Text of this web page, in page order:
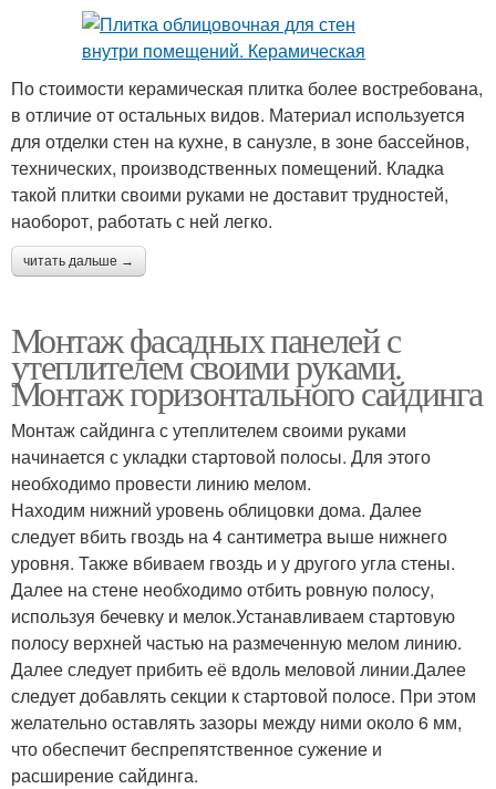
По стоимости керамическая плитка более востребована,
в отличие от остальных видов. Материал используется
для отделки стен на кухне, в санузле, в зоне бассейнов,
технических, производственных помещений. Кладка
такой плитки своими руками не доставит трудностей,
наоборот, работать с ней легко.
читать дальше →
Монтаж фасадных панелей с
утеплителем своими руками.
Монтаж горизонтального сайдинга
Монтаж сайдинга с утеплителем своими руками
начинается с укладки стартовой полосы. Для этого
необходимо провести линию мелом.
Находим нижний уровень облицовки дома. Далее
следует вбить гвоздь на 4 сантиметра выше нижнего
уровня. Также вбиваем гвоздь и у другого угла стены.
Далее на стене необходимо отбить ровную полосу,
используя бечевку и мелок.Устанавливаем стартовую
полосу верхней частью на размеченную мелом линию.
Далее следует прибить её вдоль меловой линии.Далее
следует добавлять секции к стартовой полосе. При этом
желательно оставлять зазоры между ними около 6 мм,
что обеспечит беспрепятственное сужение и
расширение сайдинга.